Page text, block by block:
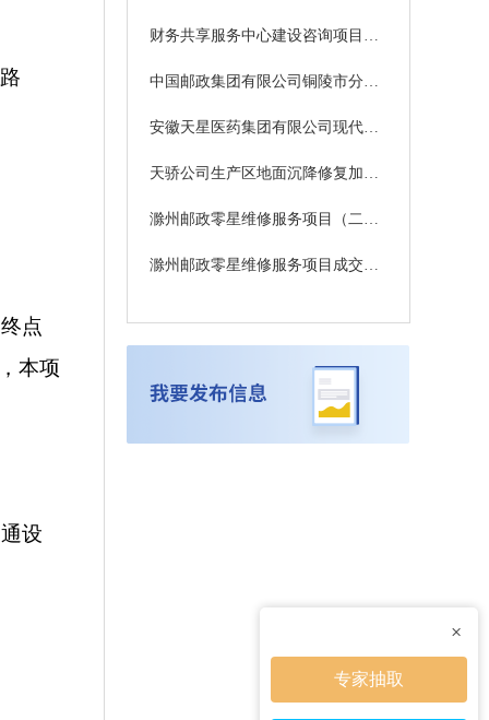
×
专家抽取
点
本项
设
财务共享服务中心建设咨询项目（二次）公开招标公告
中国邮政集团有限公司铜陵市分公司工业吊顶电扇采购项目询比公告（二次）
安徽天星医药集团有限公司现代医药物流扩建项目施工总承包中标结果公示
天骄公司生产区地面沉降修复加固工程（二次） 成交结果公告
滁州邮政零星维修服务项目（二次）询比公告
滁州邮政零星维修服务项目成交候选人公示